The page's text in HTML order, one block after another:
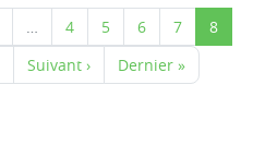
4 5 6 7
8
Suivant › Dernier »